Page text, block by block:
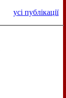
усі публікації